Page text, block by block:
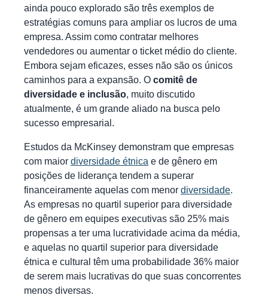
ainda pouco explorado são três exemplos de
estratégias comuns para ampliar os lucros de uma
empresa. Assim como contratar melhores
vendedores ou aumentar o ticket médio do cliente.
Embora sejam eficazes, esses não são os únicos
caminhos para a expansão. O comitê de
diversidade e inclusão, muito discutido
atualmente, é um grande aliado na busca pelo
sucesso empresarial.
Estudos da McKinsey demonstram que empresas
com maior diversidade étnica e de gênero em
posições de liderança tendem a superar
financeiramente aquelas com menor diversidade.
As empresas no quartil superior para diversidade
de gênero em equipes executivas são 25% mais
propensas a ter uma lucratividade acima da média,
e aquelas no quartil superior para diversidade
étnica e cultural têm uma probabilidade 36% maior
de serem mais lucrativas do que suas concorrentes
menos diversas.